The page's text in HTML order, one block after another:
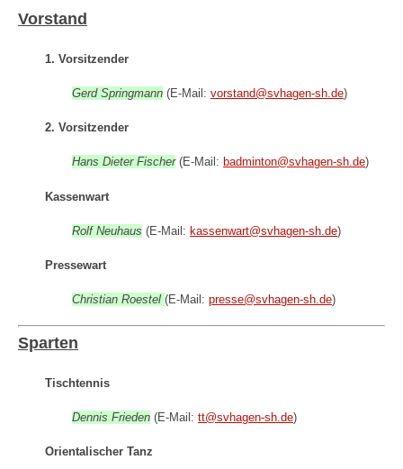
Vorstand
1. Vorsitzender
Gerd Springmann (E-Mail: vorstand@svhagen-sh.de)
2. Vorsitzender
Hans Dieter Fischer(E-Mail: badminton@svhagen-sh.de)
Kassenwart
Rolf Neuhaus (E-Mail: kassenwart@svhagen-sh.de)
Pressewart
Christian Roestel (E-Mail: presse@svhagen-sh.de)
Sparten
Tischtennis
Dennis Frieden (E-Mail: tt@svhagen-sh.de)
Orientalischer Tanz